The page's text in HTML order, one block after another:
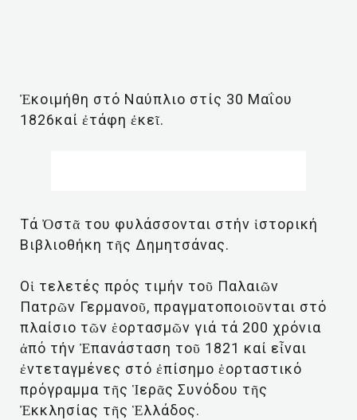
Ἐκοιμήθη στό Ναύπλιο στίς 30 Μαΐου
1826καί ἐτάφη ἐκεῖ.
Τά Ὀστᾶ του φυλάσσονται στήν ἱστορική
Βιβλιοθήκη τῆς Δημητσάνας.
Οἱ τελετές πρός τιμήν τοῦ Παλαιῶν
Πατρῶν Γερμανοῦ, πραγματοποιοῦνται στό
πλαίσιο τῶν ἑορτασμῶν γιά τά 200 χρόνια
ἀπό τήν Ἐπανάσταση τοῦ 1821 καί εἶναι
ἐντεταγμένες στό ἐπίσημο ἑορταστικό
πρόγραμμα τῆς Ἱερᾶς Συνόδου τῆς
Ἐκκλησίας τῆς Ἑλλάδος.